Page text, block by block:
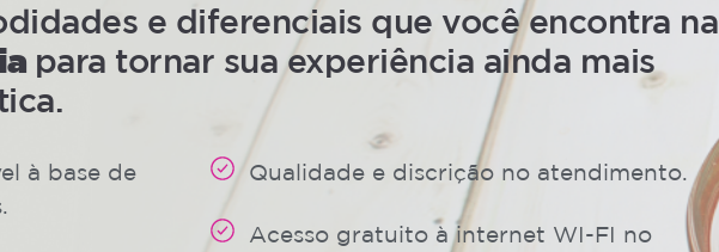
e diferenciais que você encontra na
para tornar sua experiência ainda mais
à base de
Qualidade e discrição no atendimento.
Acesso gratuito à internet WI-FI no